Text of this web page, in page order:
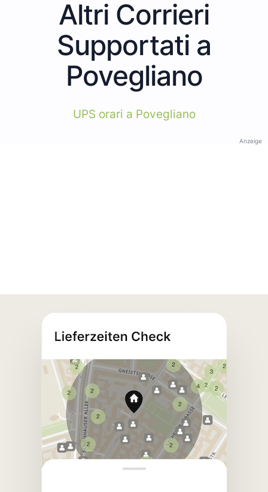
Altri Corrieri
Supportati a
Povegliano
UPS orari a Povegliano
Anzeige